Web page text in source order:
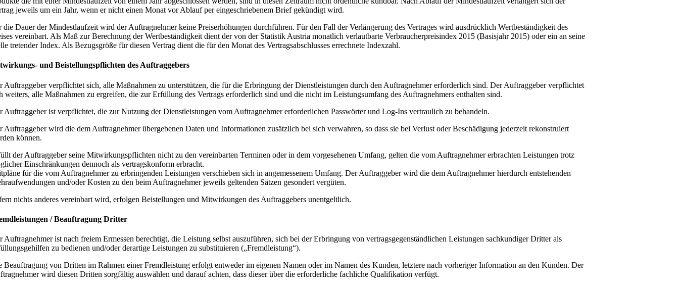
jeweils um ein Jahr, wenn er nicht einen Monat vor Ablauf per eingeschriebenem Brief gekündigt wird.
die Dauer der Mindestlaufzeit wird der Auftragnehmer keine Preiserhöhungen durchführen. Für den Fall der Verlängerung des Vertrages wird ausdrücklich Wertbeständigkeit des
vereinbart. Als Maß zur Berechnung der Wertbeständigkeit dient der von der Statistik Austria monatlich verlautbarte Verbraucherpreisindex 2015 (Basisjahr 2015) oder ein an seine
tretender Index. Als Bezugsgröße für diesen Vertrag dient die für den Monat des Vertragsabschlusses errechnete Indexzahl.
und Beistellungspflichten des Auftraggebers
Auftraggeber verpflichtet sich, alle Maßnahmen zu unterstützen, die für die Erbringung der Dienstleistungen durch den Auftragnehmer erforderlich sind. Der Auftraggeber verpflichtet
weiters, alle Maßnahmen zu ergreifen, die zur Erfüllung des Vertrags erforderlich sind und die nicht im Leistungsumfang des Auftragnehmers enthalten sind.
Auftraggeber ist verpflichtet, die zur Nutzung der Dienstleistungen vom Auftragnehmer erforderlichen Passwörter und Log-Ins vertraulich zu behandeln.
Auftraggeber wird die dem Auftragnehmer übergebenen Daten und Informationen zusätzlich bei sich verwahren, so dass sie bei Verlust oder Beschädigung jederzeit rekonstruiert
können.
der Auftraggeber seine Mitwirkungspflichten nicht zu den vereinbarten Terminen oder in dem vorgesehenen Umfang, gelten die vom Auftragnehmer erbrachten Leistungen trotz
Einschränkungen dennoch als vertragskonform erbracht.
für die vom Auftragnehmer zu erbringenden Leistungen verschieben sich in angemessenem Umfang. Der Auftraggeber wird die dem Auftragnehmer hierdurch entstehenden
und/oder Kosten zu den beim Auftragnehmer jeweils geltenden Sätzen gesondert vergüten.
nichts anderes vereinbart wird, erfolgen Beistellungen und Mitwirkungen des Auftraggebers unentgeltlich.
/ Beauftragung Dritter
Auftragnehmer ist nach freiem Ermessen berechtigt, die Leistung selbst auszuführen, sich bei der Erbringung von vertragsgegenständlichen Leistungen sachkundiger Dritter als
zu bedienen und/oder derartige Leistungen zu substituieren („Fremdleistung“).
Beauftragung von Dritten im Rahmen einer Fremdleistung erfolgt entweder im eigenen Namen oder im Namen des Kunden, letztere nach vorheriger Information an den Kunden. Der
wird diesen Dritten sorgfältig auswählen und darauf achten, dass dieser über die erforderliche fachliche Qualifikation verfügt.